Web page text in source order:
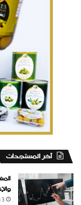
‏آخر المستجدات
3 ساعات ‏تقريبا